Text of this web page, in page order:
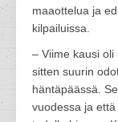
maaottelua ja
kilpailuissa.
– Viime kausi oli
sitten suurin
häntäpäässä.
vuodessa ja